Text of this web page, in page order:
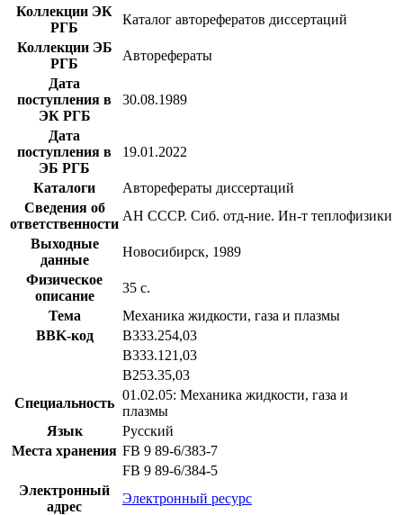
Коллекции ЭК
РГБ
Каталог авторефератов диссертаций
Коллекции ЭБ
РГБ
Авторефераты
Дата
поступления в
ЭК РГБ
30.08.1989
Дата
поступления в
ЭБ РГБ
19.01.2022
Каталоги
Авторефераты диссертаций
Сведения об
ответственности
АН СССР. Сиб. отд-ние. Ин-т теплофизики
Выходные
данные
Новосибирск, 1989
Физическое
описание
35 с.
Тема
Механика жидкости, газа и плазмы
BBK-код
В333.254,03
В333.121,03
В253.35,03
Специальность
01.02.05: Механика жидкости, газа и
плазмы
Язык
Русский
Места хранения FB 9 89-6/383-7
FB 9 89-6/384-5
Электронный
адрес
Электронный ресурс